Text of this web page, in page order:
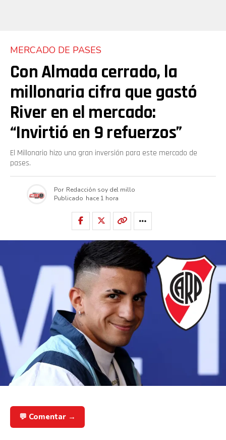
MERCADO DE PASES
Con Almada cerrado, la
millonaria cifra que gastó
River en el mercado:
“Invirtió en 9 refuerzos”
El Millonario hizo una gran inversión para este mercado de
pases.
Por Redacción soy del millo
Publicado hace 1 hora
💬 Comentar →